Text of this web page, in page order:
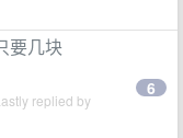
要几块
replied by
6